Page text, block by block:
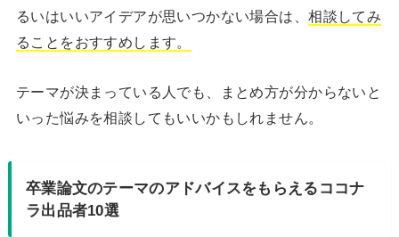
るいはいいアイデアが思いつかない場合は、相談してみ
ることをおすすめします。
テーマが決まっている人でも、まとめ方が分からないと
いった悩みを相談してもいいかもしれません。
卒業論文のテーマのアドバイスをもらえるココナ
ラ出品者10選